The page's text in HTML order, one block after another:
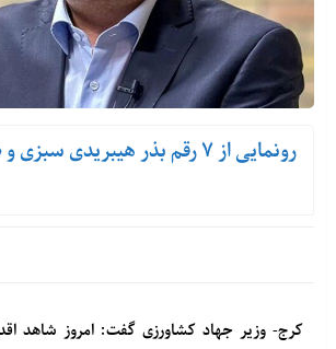
رونمایی از ۷ رقم بذر هیبریدی سبزی و صیفی در البرز
کرج- وزیر جهاد کشاورزی گفت: امروز شاهد